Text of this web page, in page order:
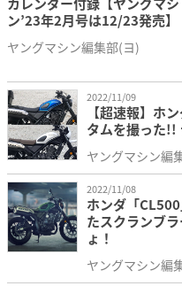
ン’23年2月号は12/23発売】
ヤングマシン編集部(ヨ)
2022/11/09
【超速報】ホ
タムを撮った!!
ヤングマシン編
2022/11/08
ホンダ「
たスクランブ
ょ！
ヤングマシン編